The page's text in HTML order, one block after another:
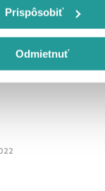
Prispôsobiť
Odmietnuť
spätnú väzbu